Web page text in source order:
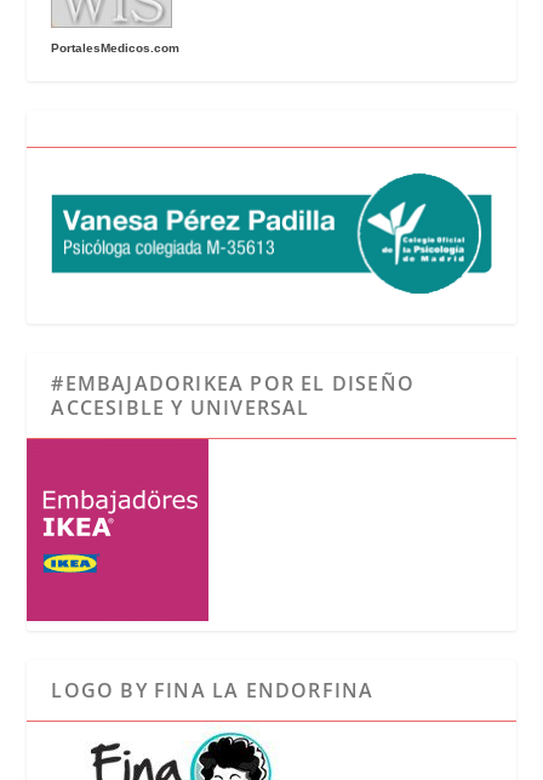
PortalesMedicos.com
#EMBAJADORIKEA POR EL DISEÑO
ACCESIBLE Y UNIVERSAL
LOGO BY FINA LA ENDORFINA